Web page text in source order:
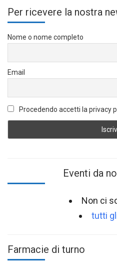
Per ricevere la nostra
Nome o nome completo
Email
Procedendo accetti la privacy
Eventi da
Non ci
tutti
Farmacie di turno